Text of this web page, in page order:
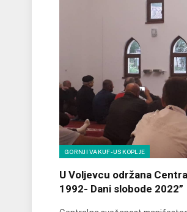
GORNJI VAKUF-USKOPLJE
U Voljevcu održana
1992- Dani slobode 2022”